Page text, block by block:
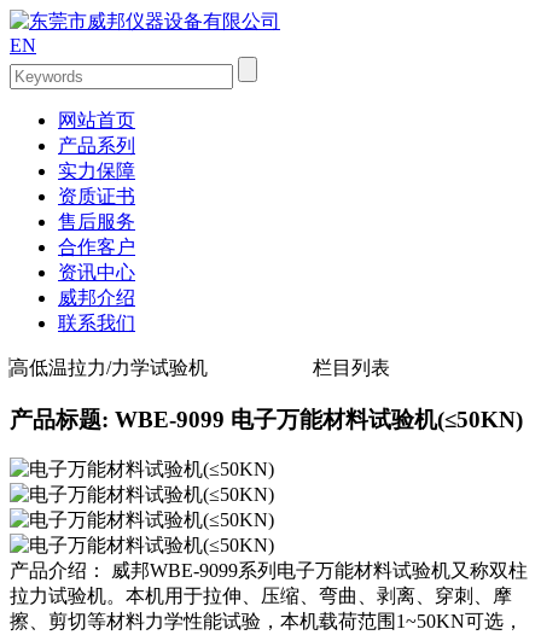
EN
网站首页
产品系列
实力保障
资质证书
售后服务
合作客户
资讯中心
威邦介绍
联系我们
高低温拉力/力学试验机 栏目列表
产品标题: WBE-9099 电子万能材料试验机(≤50KN)
产品介绍： 威邦WBE-9099系列电子万能材料试验机又称双柱
拉力试验机。本机用于拉伸、压缩、弯曲、剥离、穿刺、摩
擦、剪切等材料力学性能试验，本机载荷范围1~50KN可选，